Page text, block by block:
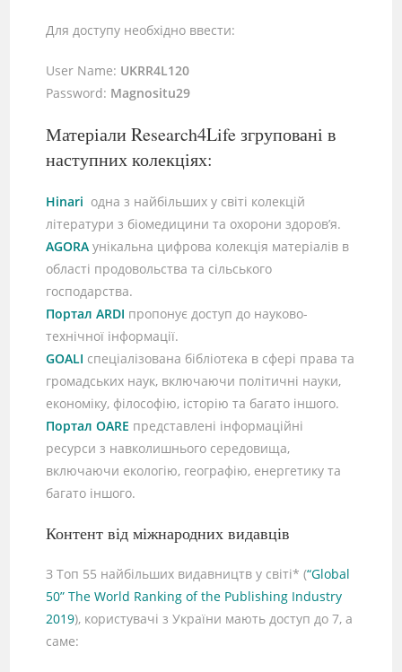
Для доступу необхідно ввести:
User Name: UKRR4L120
Password: Magnositu29
Матеріали Research4Life згруповані в
наступних колекціях:
Hinari одна з найбільших у світі колекцій
літератури з біомедицини та охорони здоров’я.
AGORA унікальна цифрова колекція матеріалів в
області продовольства та сільського
господарства.
Портал ARDI пропонує доступ до науково-
технічної інформації.
GOALI спеціалізована бібліотека в сфері права та
громадських наук, включаючи політичні науки,
економіку, філософію, історію та багато іншого.
Портал OARE представлені інформаційні
ресурси з навколишнього середовища,
включаючи екологію, географію, енергетику та
багато іншого.
Контент від міжнародних видавців
З Топ 55 найбільших видавництв у світі* (“Global
50” The World Ranking of the Publishing Industry
2019), користувачі з України мають доступ до 7, а
саме: